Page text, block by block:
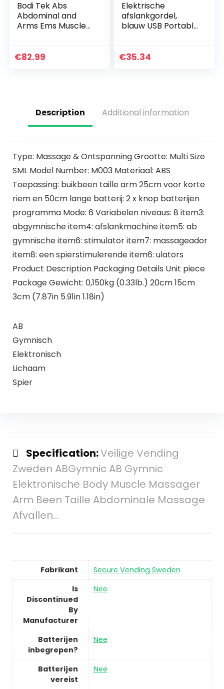
Bodi Tek Abs
Abdominal and
Arms Ems Muscle
€82.99
Elektrische
afslankgordel,
blauw USB Portable
Spierstimulatie
€35.34
Description Additional information
Type: Massage & Ontspanning Grootte: Multi Size
SML Model Number: M003 Materiaal: ABS
Toepassing: buikbeen taille arm 25cm voor korte
riem en 50cm lange batterij: 2 x knop batterijen
programma Mode: 6 Variabelen niveaus: 8 item3:
abgymnische item4: afslankmachine item5: ab
gymnische item6: stimulator item7: massageador
item8: een spierstimulerende item6: ulators
Product Description Packaging Details Unit piece
Package Gewicht: 0,150kg (0.33lb.) 20cm 15cm
3cm (7.87in 5.91in 1.18in)
AB
Gymnisch
Elektronisch
Lichaam
Spier
Specification:Veilige Vending
Zweden ABGymnic AB Gymnic
Elektronische Body Muscle Massager
Arm Been Taille Abdominale Massage
Afvallen…
Fabrikant
Secure Vending Sweden
Is
Discontinued
By
Manufacturer
Nee
Batterijen
inbegrepen?
Nee
Batterijen
vereist
Nee